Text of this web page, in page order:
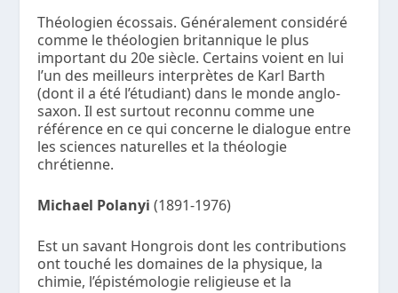
Théologien écossais. Généralement considéré
comme le théologien britannique le plus
important du 20e siècle. Certains voient en lui
l’un des meilleurs interprètes de Karl Barth
(dont il a été l’étudiant) dans le monde anglo-
saxon. Il est surtout reconnu comme une
référence en ce qui concerne le dialogue entre
les sciences naturelles et la théologie
chrétienne.
Michael Polanyi(1891-1976)
Est un savant Hongrois dont les contributions
ont touché les domaines de la physique, la
chimie, l’épistémologie religieuse et la